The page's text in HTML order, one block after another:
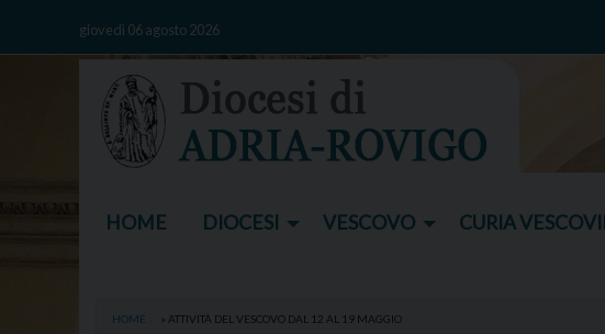
giovedì 06 agosto 2026
HOME DIOCESI VESCOVO CURIA
HOME » ATTIVITÀ DEL VESCOVO DAL 12 AL 19 MAGGIO